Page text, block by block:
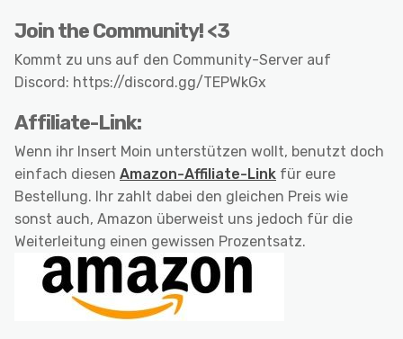
Join the Community! <3
Kommt zu uns auf den Community-Server auf
Discord: https://discord.gg/TEPWkGx
Affiliate-Link:
Wenn ihr Insert Moin unterstützen wollt, benutzt doch
einfach diesen Amazon-Affiliate-Link für eure
Bestellung. Ihr zahlt dabei den gleichen Preis wie
sonst auch, Amazon überweist uns jedoch für die
Weiterleitung einen gewissen Prozentsatz.